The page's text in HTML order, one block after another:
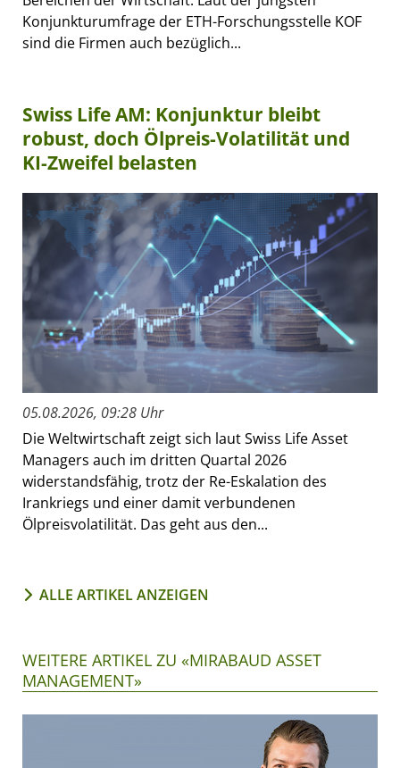
Konjunkturumfrage der ETH-Forschungsstelle KOF
sind die Firmen auch bezüglich...
Swiss Life AM: Konjunktur bleibt
robust, doch Ölpreis-Volatilität und
KI-Zweifel belasten
05.08.2026, 09:28 Uhr
Die Weltwirtschaft zeigt sich laut Swiss Life Asset
Managers auch im dritten Quartal 2026
widerstandsfähig, trotz der Re-Eskalation des
Irankriegs und einer damit verbundenen
Ölpreisvolatilität. Das geht aus den...
ALLE ARTIKEL ANZEIGEN
WEITERE ARTIKEL ZU «MIRABAUD ASSET
MANAGEMENT»